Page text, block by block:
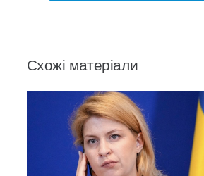
Схожі матеріали